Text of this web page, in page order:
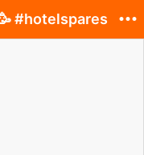
#hotelspares